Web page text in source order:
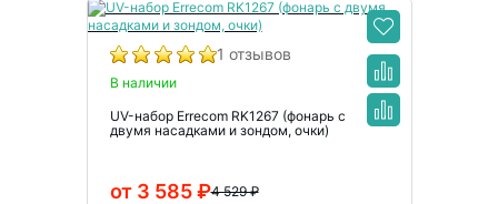
1 отзывов
В наличии
UV-набор Errecom RK1267 (фонарь с
двумя насадками и зондом, очки)
4 529 ₽
от 3 585 ₽